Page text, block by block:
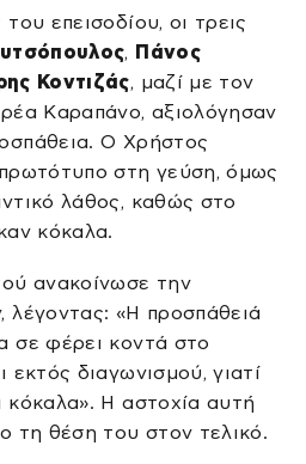
επεισοδίου, οι τρεις
, Πάνος
Κοντιζάς, μαζί με τον
Καραπάνο, αξιολόγησαν
Ο Χρήστος
στη γεύση, όμως
λάθος, καθώς στο
κόκαλα.
ανακοίνωσε την
«Η προσπάθειά
σε φέρει κοντά στο
διαγωνισμού, γιατί
Η αστοχία αυτή
τη θέση του στον τελικό.